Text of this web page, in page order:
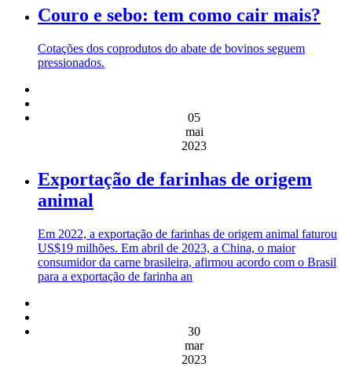
Couro e sebo: tem como cair mais?
Cotações dos coprodutos do abate de bovinos seguem
pressionados.
05
mai
2023
Exportação de farinhas de origem
animal
Em 2022, a exportação de farinhas de origem animal faturou
US$19 milhões. Em abril de 2023, a China, o maior
consumidor da carne brasileira, afirmou acordo com o Brasil
para a exportação de farinha an
30
mar
2023